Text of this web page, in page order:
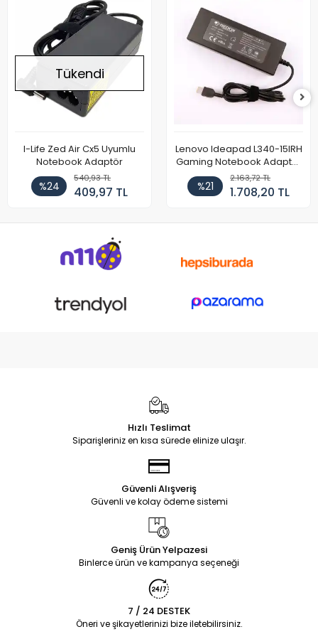
Tükendi
I-Life Zed Air Cx5 Uyumlu
Notebook Adaptör
%24
540,93 TL
409,97 TL
Lenovo Ideapad L340-15IRH
Gaming Notebook Adaptör
Cihazı Şarj Aleti (150W)
%21
2.163,72 TL
1.708,20 TL
Hızlı Teslimat
Siparişleriniz en kısa sürede elinize ulaşır.
Güvenli Alışveriş
Güvenli ve kolay ödeme sistemi
Geniş Ürün Yelpazesi
Binlerce ürün ve kampanya seçeneği
7 / 24 DESTEK
Öneri ve şikayetlerinizi bize iletebilirsiniz.